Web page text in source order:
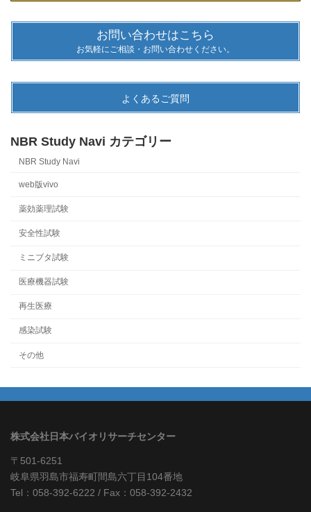
お問い合わせはこちら
お気軽にご相談・お問い合わせください。
よくあるご質問
NBR Study Navi カテゴリー
NBR Study Navi
web版vivo
薬効薬理試験
安全性試験
ミニブタ試験
医療機器試験
再生医療
感染試験
その他
株式会社日本バイオリサーチセンター
〒501-6251
岐阜県羽島市福寿町間島六丁目104番地
Tel：058-392-6222 / Fax：058-392-2432